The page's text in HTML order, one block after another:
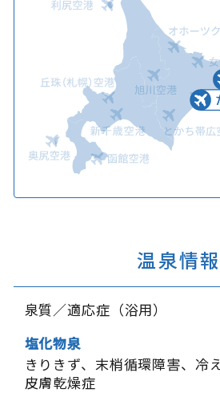
温泉情報
泉質／適応症（浴用）
塩化物泉
きりきず
末梢循環障害 冷
皮膚乾燥症